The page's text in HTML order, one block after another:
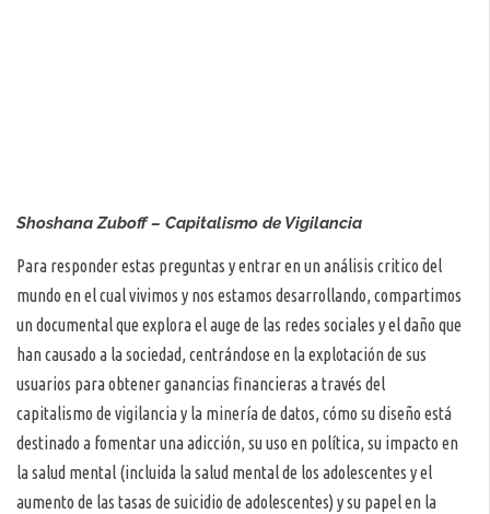
Shoshana Zuboff – Capitalismo de Vigilancia
Para responder estas preguntas y entrar en un análisis critico del
mundo en el cual vivimos y nos estamos desarrollando, compartimos
un documental que explora el auge de las redes sociales y el daño que
han causado a la sociedad, centrándose en la explotación de sus
usuarios para obtener ganancias financieras a través del
capitalismo de vigilancia y la minería de datos, cómo su diseño está
destinado a fomentar una adicción, su uso en política, su impacto en
la salud mental (incluida la salud mental de los adolescentes y el
aumento de las tasas de suicidio de adolescentes) y su papel en la